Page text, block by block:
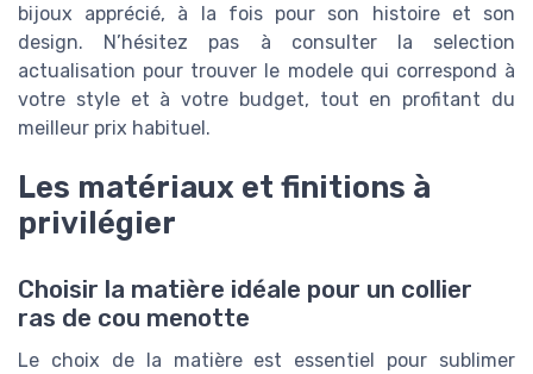
bijoux apprécié, à la fois pour son histoire et son
design. N’hésitez pas à consulter la selection
actualisation pour trouver le modele qui correspond à
votre style et à votre budget, tout en profitant du
meilleur prix habituel.
Les matériaux et finitions à
privilégier
Choisir la matière idéale pour un collier
ras de cou menotte
Le choix de la matière est essentiel pour sublimer